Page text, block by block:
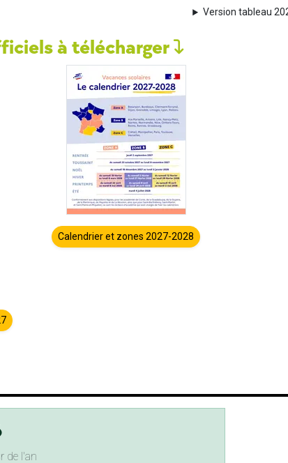
Version tableau
à télécharger
Calendrier et zones 2027-2028
de l'an